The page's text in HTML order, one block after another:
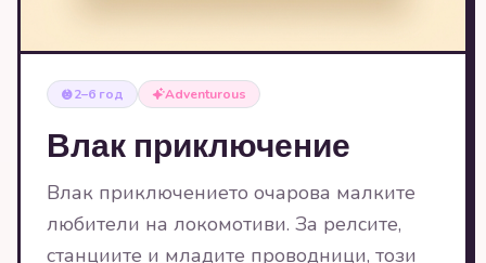
2–6 год Adventurous
Влак приключение
Влак приключението очарова малките
любители на локомотиви. За релсите,
станциите и младите проводници, този